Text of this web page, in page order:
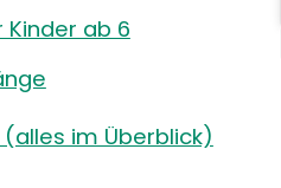
Kinder ab 6
im Überblick)